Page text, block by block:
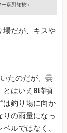
荻野祐樹）
場だが、キスや
たのだが、曇
とはいえ8時頃
は釣り場に向か
りの雨量になっ
ルではなく、